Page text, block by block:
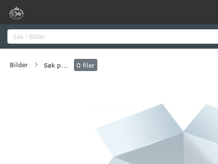
Bilder Søk på flere verdier 0 filer